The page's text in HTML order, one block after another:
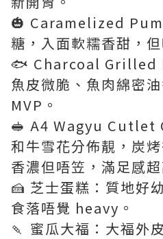
🎃 Caramelized
糖，入面軟糯香甜，但
🐟 Charcoal Grilled
魚皮微脆、魚肉綿密
MVP。
🥪 A4 Wagyu Cutlet
和牛雪花分佈靚，炭
香濃但唔笠，滿足感超
🍰 芝士蛋糕：質地好
食落唔覺 heavy。
🍡 蜜瓜大福：大福外